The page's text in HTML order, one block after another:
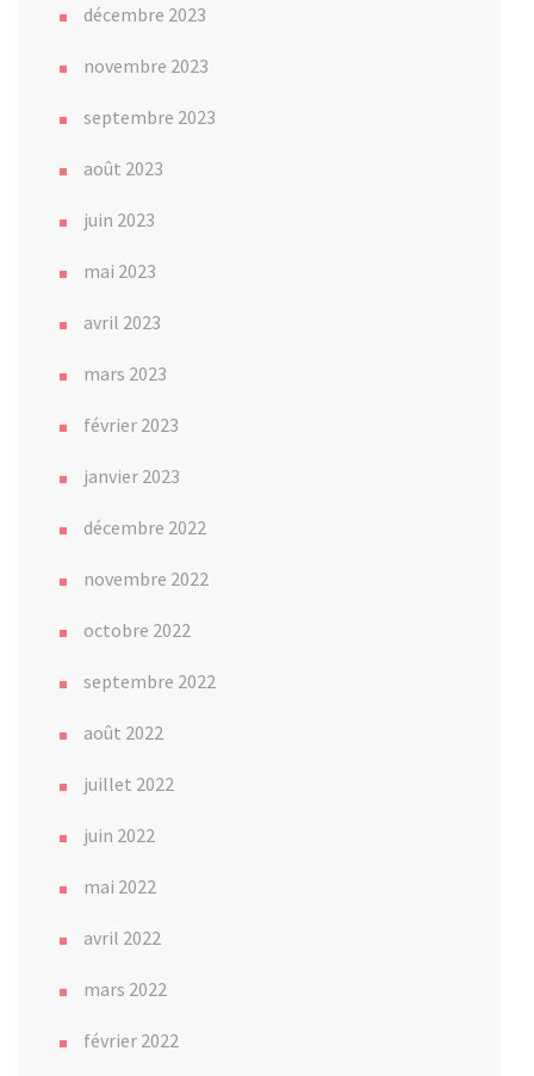
décembre 2023
novembre 2023
septembre 2023
août 2023
juin 2023
mai 2023
avril 2023
mars 2023
février 2023
janvier 2023
décembre 2022
novembre 2022
octobre 2022
septembre 2022
août 2022
juillet 2022
juin 2022
mai 2022
avril 2022
mars 2022
février 2022